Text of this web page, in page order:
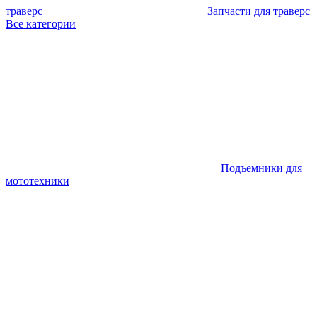
траверс
Запчасти для траверс
Все категории
Подъемники для
мототехники